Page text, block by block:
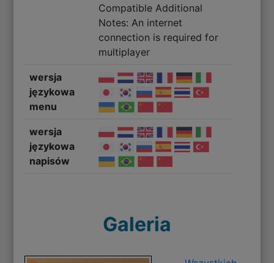
Compatible Additional
Notes: An internet
connection is required for
multiplayer
wersja
językowa
menu
wersja
językowa
napisów
Galeria